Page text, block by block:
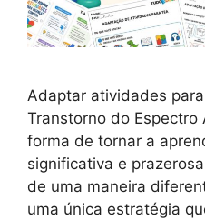
Adaptar atividades
Transtorno do Espectro
forma de tornar a
significativa e
de uma maneira
uma única estratégia